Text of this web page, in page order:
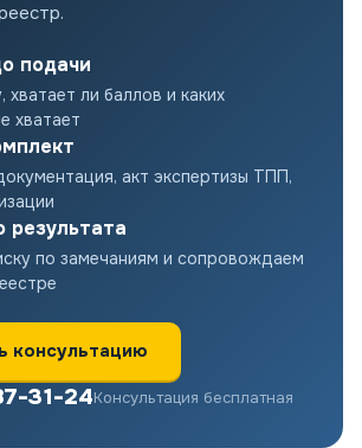
подачи
ли баллов и каких
хватает
акт экспертизы ТПП,
по замечаниям и сопровождаем
консультацию
31-24Консультация бесплатная